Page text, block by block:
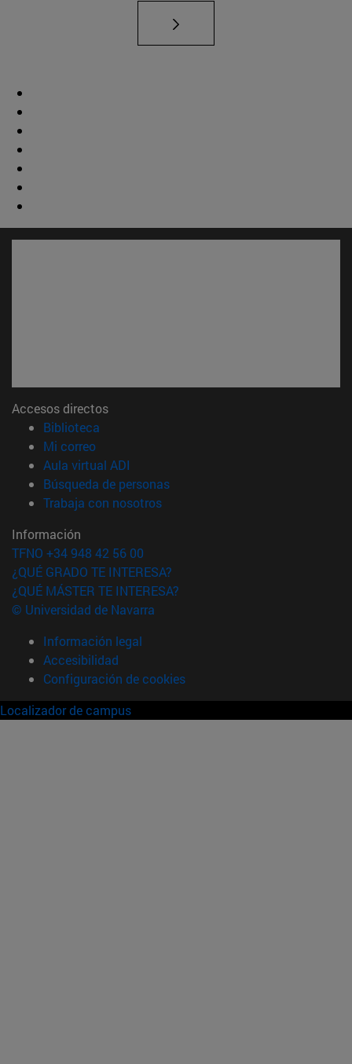
Accesos directos
Biblioteca
Mi correo(abre en nueva ventana)
Aula virtual ADI
Búsqueda de personas(abre en nueva ventana)
Trabaja con nosotros(abre en nueva ventana)
Información
TFNO +34 948 42 56 00
¿QUÉ GRADO TE INTERESA?
¿QUÉ MÁSTER TE INTERESA?
© Universidad de Navarra
Información legal
Accesibilidad
Configuración de cookies
Localizador de campus